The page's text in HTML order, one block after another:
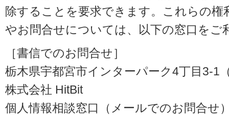
除することを要求できます。これらの権
やお問合せについては、以下の窓口をご
［書信でのお問合せ］
栃木県宇都宮市インターパーク4丁目3-1
株式会社 HitBit
個人情報相談窓口（メールでのお問合せ